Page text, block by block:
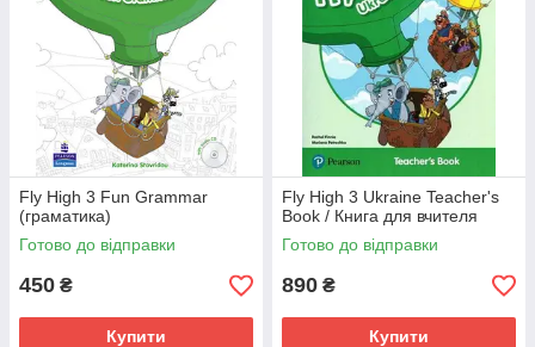
Fly High 3 Fun Grammar
(граматика)
Готово до відправки
450 ₴
Купити
Fly High 3 Ukraine Teacher's
Book / Книга для вчителя
Готово до відправки
890 ₴
Купити